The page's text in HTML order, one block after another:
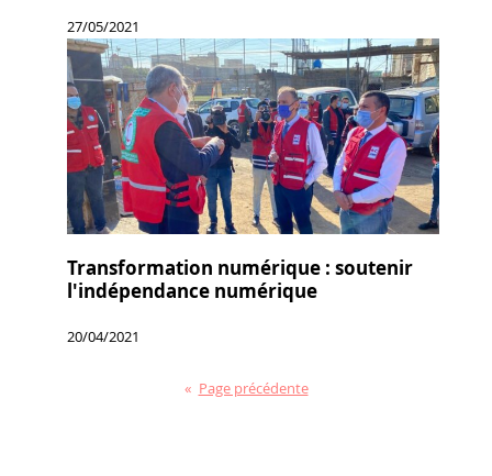
27/05/2021
Transformation numérique : soutenir
l'indépendance numérique
20/04/2021
« Page précédente